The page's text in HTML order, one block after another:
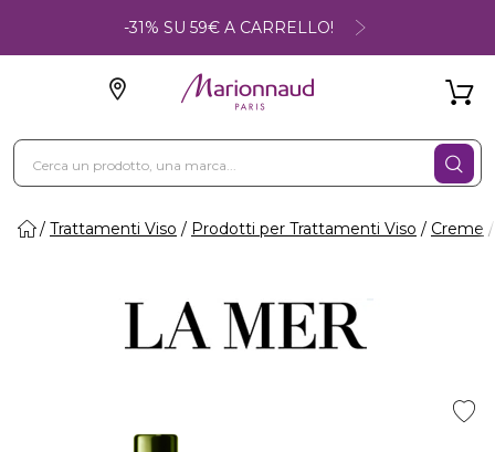
-31% SU 59€ A CARRELLO!
Trattamenti Viso Prodotti per Trattamenti Viso Creme